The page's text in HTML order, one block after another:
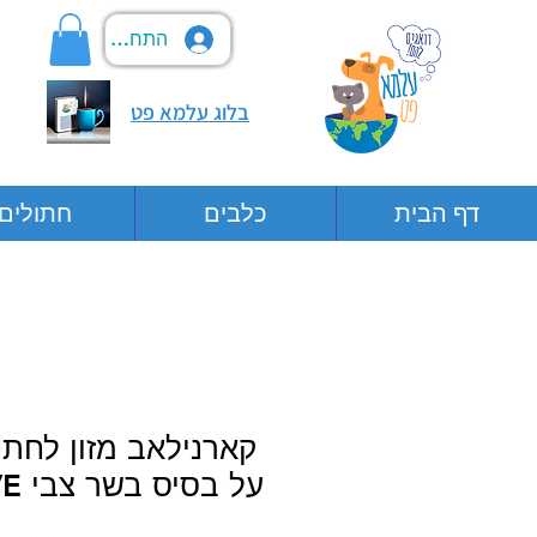
התחבר
בלוג עלמא פט
חתולים כלבים דף הבית
קארנילאב מזון
על בסיס בשר צבי CARNILOVE